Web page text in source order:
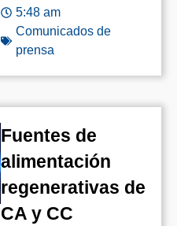
5:48 am
Comunicados de
prensa
Fuentes de
alimentación
regenerativas de
CA y CC